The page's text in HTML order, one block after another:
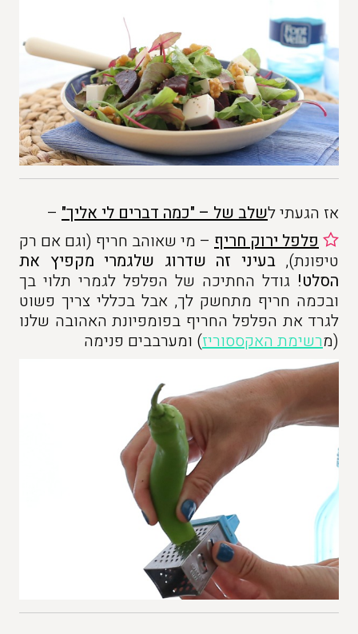
אז הגעתי לשלב של – "כמה דברים לי אליך" –
פלפל ירוק חריף – מי שאוהב חריף (וגם אם רק
טיפונת),בעיני זה שדרוג שלגמרי מקפיץ את
הסלט! גודל החתיכה של הפלפל לגמרי תלוי בך
ובכמה חריף מתחשק לך, אבל בכללי צריך פשוט
לגרד את הפלפל החריף בפומפיונת האהובה שלנו
(מרשימת האקססוריז) ומערבבים פנימה